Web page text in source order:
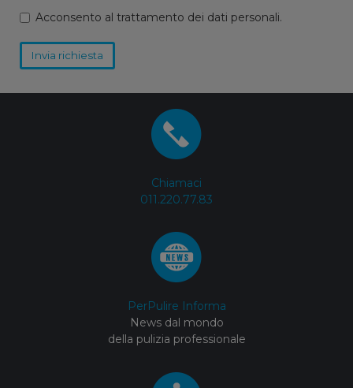
Acconsento al trattamento dei dati personali.
Invia richiesta
Chiamaci
011.220.77.83
PerPulire Informa
News dal mondo
della pulizia professionale